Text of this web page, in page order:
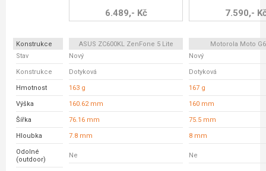
6.489,- Kč 7.590,-
Konstrukce ASUS ZC600KL ZenFone 5 Lite
Motorola Moto
Stav
Nový Nový
Konstrukce Dotyková Dotyková
Hmotnost 163 g 167 g
Výška 160.62 mm 160 mm
Šířka 76.16 mm 75.5 mm
Hloubka 7.8 mm 8 mm
Odolné
(outdoor)
Ne Ne